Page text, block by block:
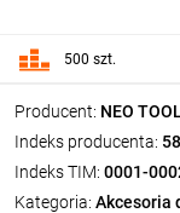
Producent: NEO
Indeks producenta:
Indeks TIM: 0001-
Kategoria: Akcesoria
500 szt.